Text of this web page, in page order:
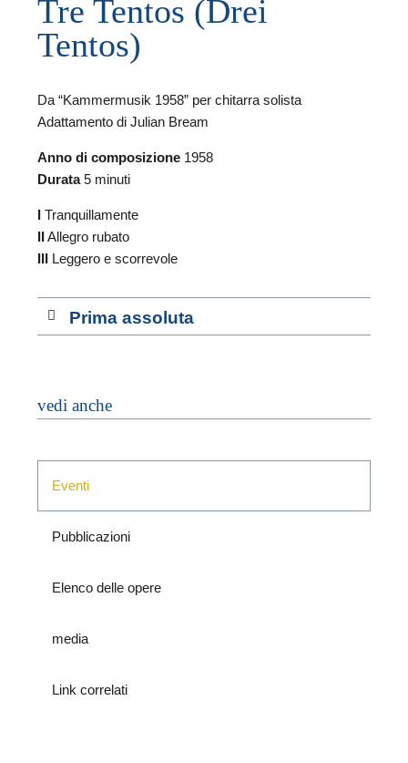
Tre Tentos (Drei
Tentos)
Da “Kammermusik 1958” per chitarra solista
Adattamento di Julian Bream
Anno di composizione 1958
Durata5 minuti
I Tranquillamente
IIAllegro rubato
III Leggero e scorrevole
Prima assoluta
vedi anche
Eventi
Pubblicazioni
Elenco delle opere
media
Link correlati